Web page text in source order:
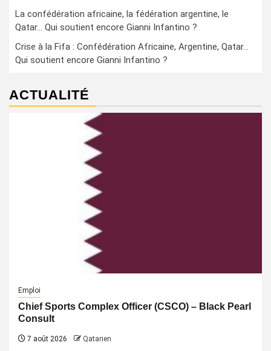
La confédération africaine, la fédération argentine, le
Qatar… Qui soutient encore Gianni Infantino ?
Crise à la Fifa : Confédération Africaine, Argentine, Qatar…
Qui soutient encore Gianni Infantino ?
ACTUALITÉ
Emploi
Chief Sports Complex Officer (CSCO) – Black Pearl
Consult
7 août 2026 Qatarien